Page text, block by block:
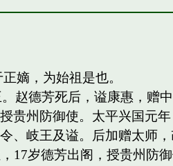
嫡，为始祖是也。
赵德芳死后，谥康惠，赠
贵州防御使。太平兴国元
岐王及谥。后加赠太师
17岁德芳出阁，授贵州防